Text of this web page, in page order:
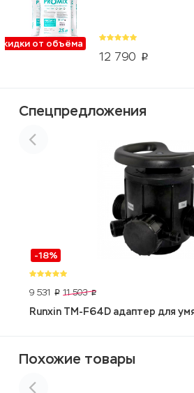
от объёма
12 790 p
Спецпредложения
-18%
9 531 p 11 503 p
Runxin TM-F64D адаптер для
Похожие товары